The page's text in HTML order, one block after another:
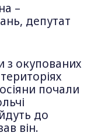
–
депутат
з окупованих
почали
до
він.